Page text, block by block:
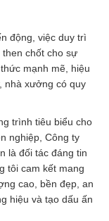
động, việc duy trì
chốt cho sự
mạnh mẽ, hiệu
nhà xưởng có quy
trình tiêu biểu cho
nghiệp, Công ty
là đối tác đáng tin
tôi cam kết mang
cao, bền đẹp, an
hiệu và tạo dấu ấn